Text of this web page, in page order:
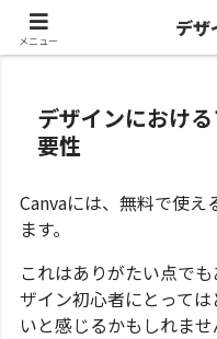
ホーム デザインに
デザインにおけ
要性
Canvaには、無料で使
ます。
これはありがたい点で
ザイン初心者にとって
いと感じるかもしれませ
メニュー
デザ